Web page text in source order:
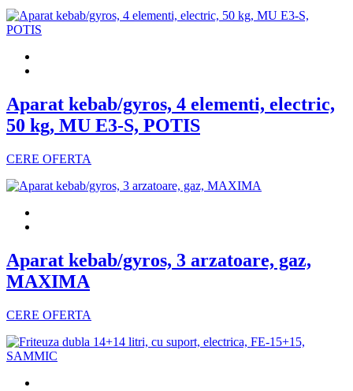
Aparat kebab/gyros, 4 elementi, electric,
50 kg, MU E3-S, POTIS
CERE OFERTA
Aparat kebab/gyros, 3 arzatoare, gaz,
MAXIMA
CERE OFERTA